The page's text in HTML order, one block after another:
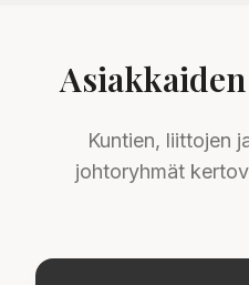
Kuntien, liittojen
johtoryhmät